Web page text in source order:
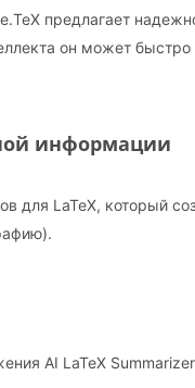
предлагает
он может
информации
для LaTeX, который
AI LaTeX